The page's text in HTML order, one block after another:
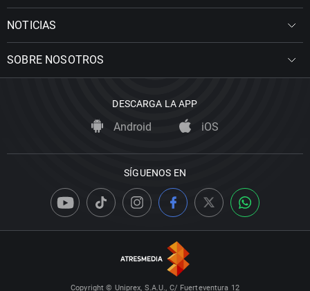
NOTICIAS
SOBRE NOSOTROS
DESCARGA LA APP
Android iOS
SÍGUENOS EN
Copyright © Uniprex, S.A.U., C/ Fuerteventura 12